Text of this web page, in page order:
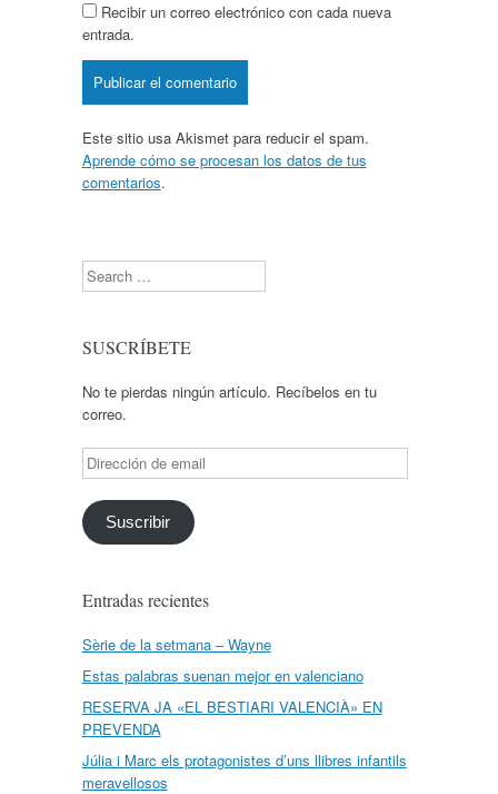
Recibir un correo electrónico con cada nueva
entrada.
Este sitio usa Akismet para reducir el spam.
Aprende cómo se procesan los datos de tus
comentarios.
Search
SUSCRÍBETE
No te pierdas ningún artículo. Recíbelos en tu
correo.
Dirección
de
email
Suscribir
Entradas recientes
Sèrie de la setmana – Wayne
Estas palabras suenan mejor en valenciano
RESERVA JA «EL BESTIARI VALENCIÀ» EN
PREVENDA
Júlia i Marc els protagonistes d’uns llibres infantils
meravellosos